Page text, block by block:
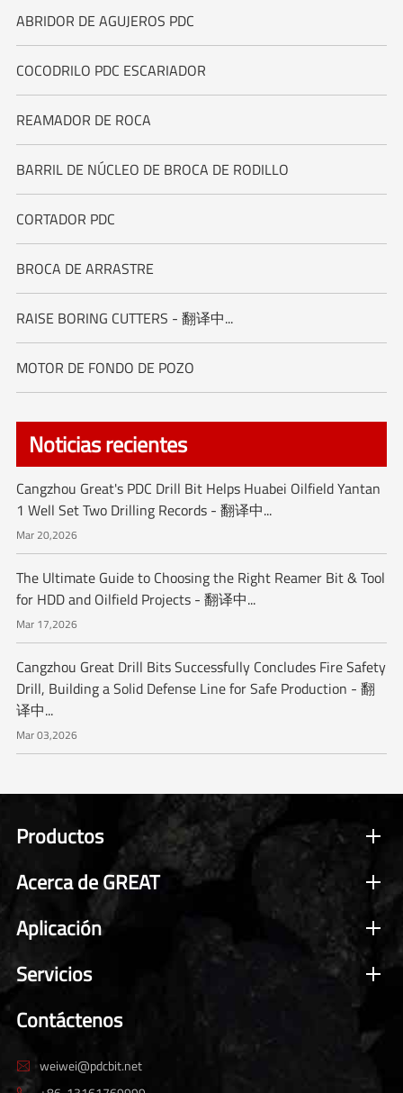
ABRIDOR DE AGUJEROS PDC
COCODRILO PDC ESCARIADOR
REAMADOR DE ROCA
BARRIL DE NÚCLEO DE BROCA DE RODILLO
CORTADOR PDC
BROCA DE ARRASTRE
RAISE BORING CUTTERS - 翻译中...
MOTOR DE FONDO DE POZO
Noticias recientes
Cangzhou Great's PDC Drill Bit Helps Huabei Oilfield Yantan
1 Well Set Two Drilling Records - 翻译中...
Mar 20,2026
The Ultimate Guide to Choosing the Right Reamer Bit & Tool
for HDD and Oilfield Projects - 翻译中...
Mar 17,2026
Cangzhou Great Drill Bits Successfully Concludes Fire Safety
Drill, Building a Solid Defense Line for Safe Production - 翻
译中...
Mar 03,2026
Productos
Acerca de GREAT
Aplicación
Servicios
Contáctenos
 weiwei@pdcbit.net